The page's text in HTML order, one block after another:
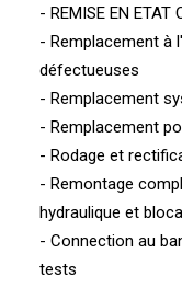
- REMISE EN ETAT
- Remplacement à
défectueuses
- Remplacement
- Remplacement
- Rodage et
- Remontage
hydraulique et
- Connection au
tests